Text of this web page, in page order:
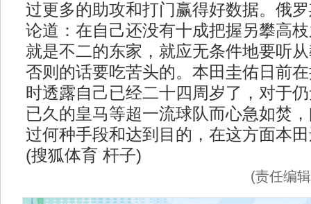
过更多的助攻和打门赢得好数据。俄
论道：在自己还没有十成把握另攀高
就是不二的东家，就应无条件地要听
否则的话要吃苦头的。本田圭佑日前
时透露自己已经二十四周岁了，对于
已久的皇马等超一流球队而心急如焚
过何种手段和达到目的，在这方面本
(搜狐体育 杆子)
(责任编